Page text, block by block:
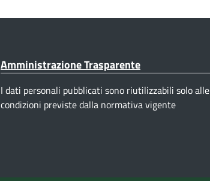
Amministrazione Trasparente
I dati personali pubblicati sono riutilizzabili solo alle
condizioni previste dalla normativa vigente